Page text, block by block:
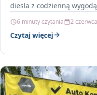
diesla z codzienną
6 minuty czytania 2
Czytaj więcej